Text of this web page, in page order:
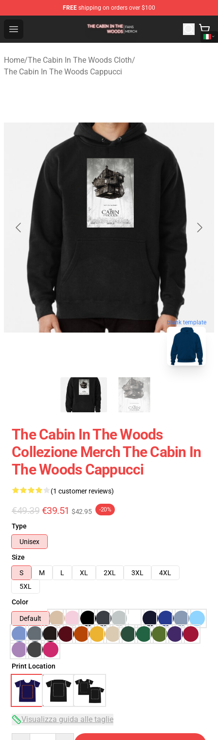
FREE shipping on orders over $100
Open menu
The Cabin In The Woods Shop - Official The Cabin In
Home/The Cabin In The Woods Cloth/
The Cabin In The Woods Cappucci
blank template
The Cabin In The Woods
Collezione Merch The Cabin In
The Woods Cappucci
(1 customer reviews)
€49.39 €39.51 $42.95 -20%
Type
Unisex
Size
S
M L XL 2XL 3XL
4XL
5XL
Color
Default
Print Location
Visualizza guida alle taglie